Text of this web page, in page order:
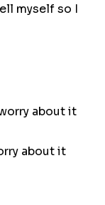
myself so I
about it
about it